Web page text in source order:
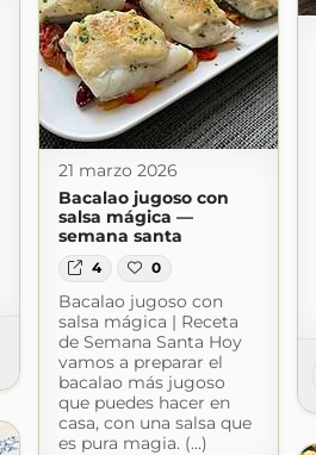
21 marzo 2026
Bacalao jugoso con
salsa mágica —
semana santa
4 0
Bacalao jugoso con
salsa mágica | Receta
de Semana Santa Hoy
vamos a preparar el
bacalao más jugoso
que puedes hacer en
casa, con una salsa que
es pura magia. (...)